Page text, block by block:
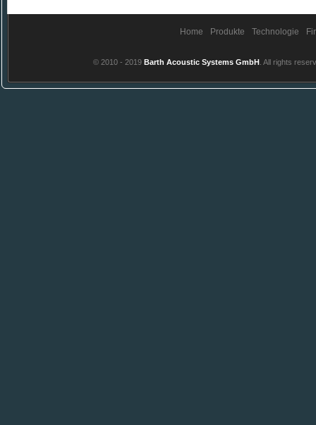
Home Produkte Technologie
© 2010 - 2019 Barth Acoustic Systems GmbH . All rights